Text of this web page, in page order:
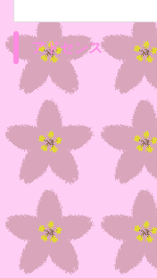
アドセンス